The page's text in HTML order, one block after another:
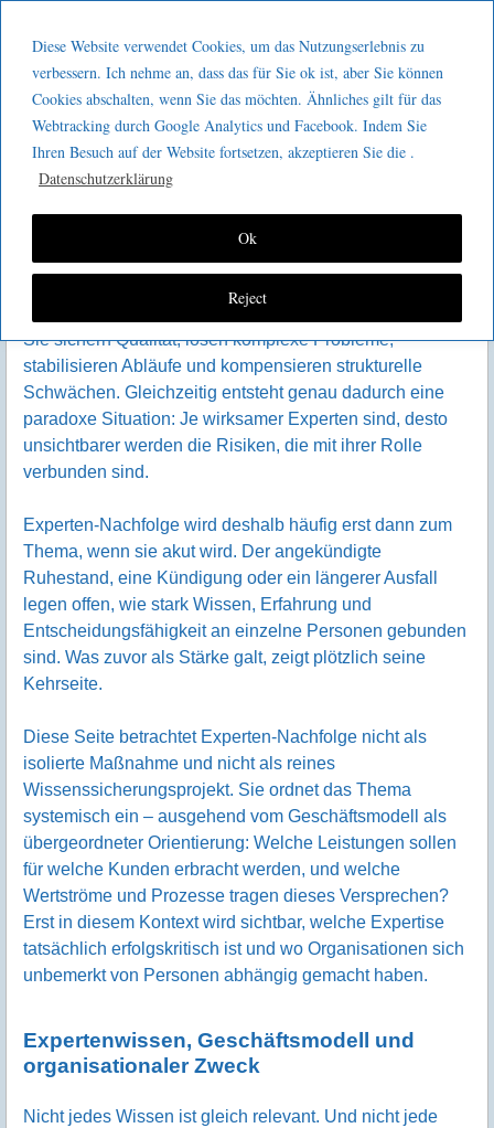
Diese Website verwendet Cookies, um das Nutzungserlebnis zu
verbessern. Ich nehme an, dass das für Sie ok ist, aber Sie können
Cookies abschalten, wenn Sie das möchten. Ähnliches gilt für das
Webtracking durch Google Analytics und Facebook. Indem Sie
Ihren Besuch auf der Website fortsetzen, akzeptieren Sie die .
Datenschutzerklärung
Reject
Ok
GeeMco :
Götz Müller
Consulting
Experten-Nachfolge wirksam
gestalten
Sie sichern Qualität, lösen komplexe Probleme,
stabilisieren Abläufe und kompensieren strukturelle
Schwächen. Gleichzeitig entsteht genau dadurch eine
paradoxe Situation: Je wirksamer Experten sind, desto
unsichtbarer werden die Risiken, die mit ihrer Rolle
verbunden sind.
Experten-Nachfolge wird deshalb häufig erst dann zum
Thema, wenn sie akut wird. Der angekündigte
Ruhestand, eine Kündigung oder ein längerer Ausfall
legen offen, wie stark Wissen, Erfahrung und
Entscheidungsfähigkeit an einzelne Personen gebunden
sind. Was zuvor als Stärke galt, zeigt plötzlich seine
Kehrseite.
Diese Seite betrachtet Experten-Nachfolge nicht als
isolierte Maßnahme und nicht als reines
Wissenssicherungsprojekt. Sie ordnet das Thema
systemisch ein – ausgehend vom Geschäftsmodell als
übergeordneter Orientierung: Welche Leistungen sollen
für welche Kunden erbracht werden, und welche
Wertströme und Prozesse tragen dieses Versprechen?
Erst in diesem Kontext wird sichtbar, welche Expertise
tatsächlich erfolgskritisch ist und wo Organisationen sich
unbemerkt von Personen abhängig gemacht haben.
Expertenwissen, Geschäftsmodell und
organisationaler Zweck
Nicht jedes Wissen ist gleich relevant. Und nicht jede